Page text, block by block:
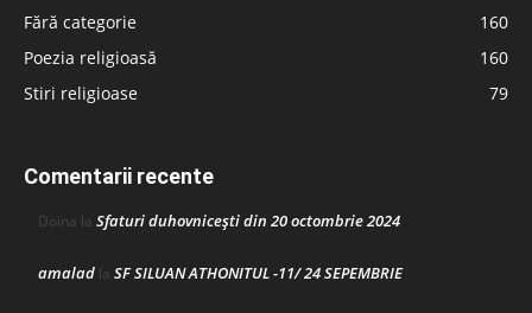
Fără categorie
160
Poezia religioasă
160
Stiri religioase
79
Comentarii recente
Doina la Sfaturi duhovnicești din 20 octombrie 2024
amalad la SF SILUAN ATHONITUL -11/ 24 SEPEMBRIE